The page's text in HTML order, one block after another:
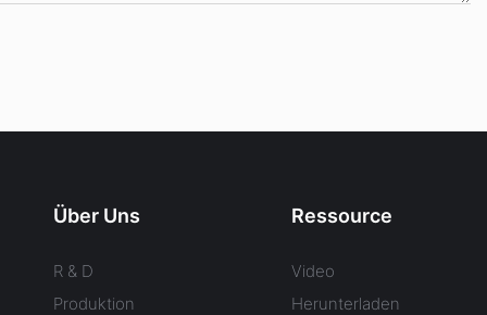
Über Uns
R & D
Produktion
Ressource
Video
Herunterladen